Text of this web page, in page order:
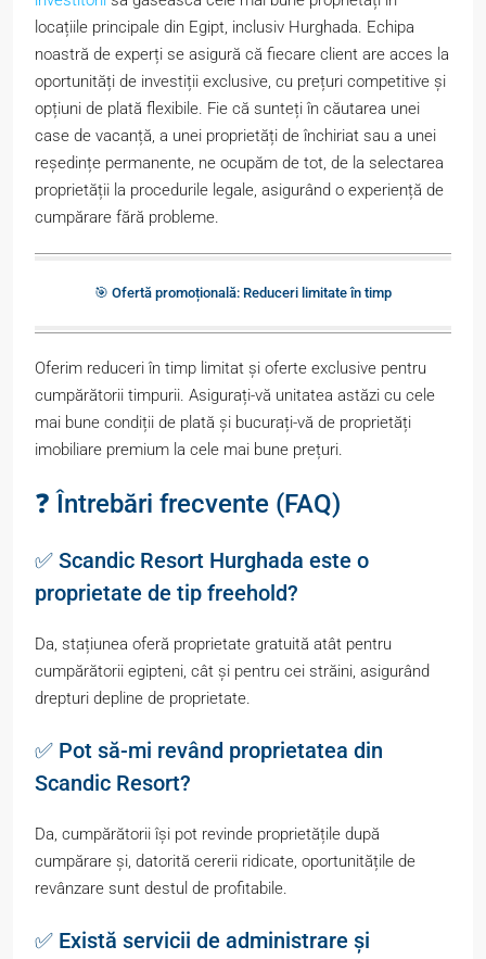
locațiile principale din Egipt, inclusiv Hurghada. Echipa
noastră de experți se asigură că fiecare client are acces la
oportunități de investiții exclusive, cu prețuri competitive și
opțiuni de plată flexibile. Fie că sunteți în căutarea unei
case de vacanță, a unei proprietăți de închiriat sau a unei
reședințe permanente, ne ocupăm de tot, de la selectarea
proprietății la procedurile legale, asigurând o experiență de
cumpărare fără probleme.
🎯 Ofertă promoțională: Reduceri limitate în timp
Oferim reduceri în timp limitat și oferte exclusive pentru
cumpărătorii timpurii. Asigurați-vă unitatea astăzi cu cele
mai bune condiții de plată și bucurați-vă de proprietăți
imobiliare premium la cele mai bune prețuri.
❓ Întrebări frecvente (FAQ)
✅ Scandic Resort Hurghada este o
proprietate de tip freehold?
Da, stațiunea oferă proprietate gratuită atât pentru
cumpărătorii egipteni, cât și pentru cei străini, asigurând
drepturi depline de proprietate.
✅ Pot să-mi revând proprietatea din
Scandic Resort?
Da, cumpărătorii își pot revinde proprietățile după
cumpărare și, datorită cererii ridicate, oportunitățile de
revânzare sunt destul de profitabile.
✅ Există servicii de administrare și